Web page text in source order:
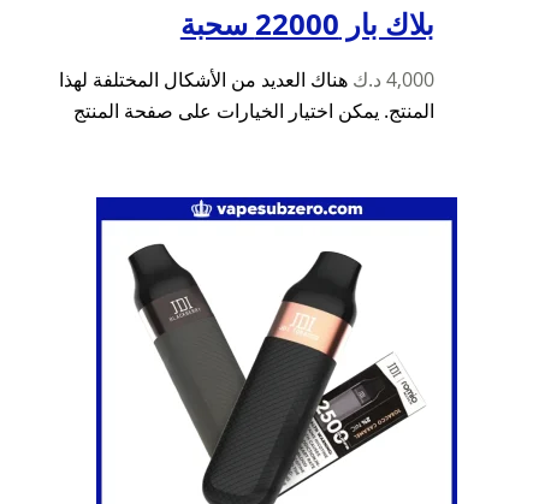
بلاك بار 22000 سحبة
4,000 د.ك هناك العديد من الأشكال المختلفة لهذا
المنتج. يمكن اختيار الخيارات على صفحة المنتج